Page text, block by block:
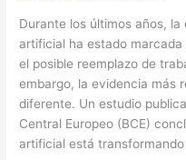
Durante los últimos años,
artificial ha estado
el posible reemplazo de
embargo, la evidencia más
diferente. Un estudio
Central Europeo (BCE)
artificial está